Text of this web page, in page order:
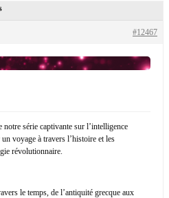
#12467
série captivante sur l’intelligence
voyage à travers l’histoire et les
révolutionnaire.
le temps, de l’antiquité grecque aux